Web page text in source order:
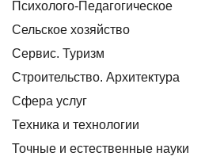
Психолого-Педагогическое
Сельское хозяйство
Сервис. Туризм
Строительство. Архитектура
Сфера услуг
Техника и технологии
Точные и естественные науки